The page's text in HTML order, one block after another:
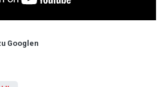
Googlen